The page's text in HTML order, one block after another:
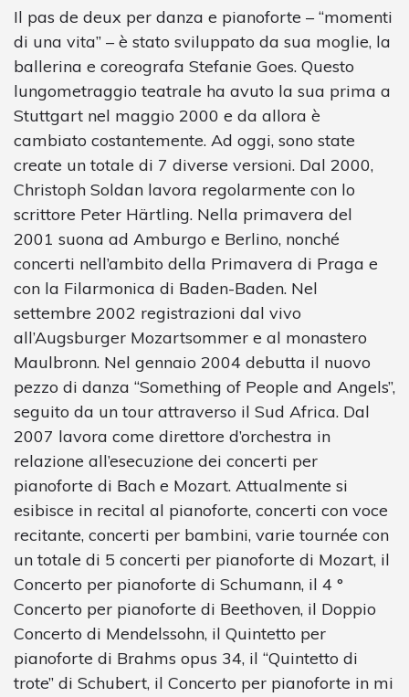
Il pas de deux per danza e pianoforte – “momenti
di una vita” – è stato sviluppato da sua moglie, la
ballerina e coreografa Stefanie Goes. Questo
lungometraggio teatrale ha avuto la sua prima a
Stuttgart nel maggio 2000 e da allora è
cambiato costantemente. Ad oggi, sono state
create un totale di 7 diverse versioni. Dal 2000,
Christoph Soldan lavora regolarmente con lo
scrittore Peter Härtling. Nella primavera del
2001 suona ad Amburgo e Berlino, nonché
concerti nell’ambito della Primavera di Praga e
con la Filarmonica di Baden-Baden. Nel
settembre 2002 registrazioni dal vivo
all’Augsburger Mozartsommer e al monastero
Maulbronn. Nel gennaio 2004 debutta il nuovo
pezzo di danza “Something of People and Angels”,
seguito da un tour attraverso il Sud Africa. Dal
2007 lavora come direttore d’orchestra in
relazione all’esecuzione dei concerti per
pianoforte di Bach e Mozart. Attualmente si
esibisce in recital al pianoforte, concerti con voce
recitante, concerti per bambini, varie tournée con
un totale di 5 concerti per pianoforte di Mozart, il
Concerto per pianoforte di Schumann, il 4 °
Concerto per pianoforte di Beethoven, il Doppio
Concerto di Mendelssohn, il Quintetto per
pianoforte di Brahms opus 34, il “Quintetto di
trote” di Schubert, il Concerto per pianoforte in mi